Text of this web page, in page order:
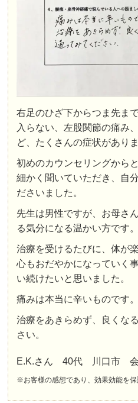
右足のひざ下からつま先ま
入らない、左股関節の痛み
ど、たくさんの症状がありま
初めのカウンセリングから
細かく聞いていただき、自
ださいました。
先生は男性ですが、お母さ
る気分になる温かい方です。
治療を受けるたびに、体が
心もおだやかになっていく
い続けたいと思いました。
痛みは本当に辛いものです。
治療をあきらめず、良くな
さい。
E.K.さん 40代 川口市 会
※お客様の感想であり、効果効能を保